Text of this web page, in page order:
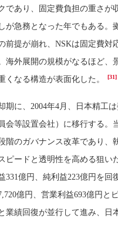
であり、固定費負担の重さが
が急務となった年でもある。
前提が崩れ、NSKは固定費対
海外展開の規模がなるほど、
くなる構造が表面化した。
[31]
期に、2004年4月、日本精工
会等設置会社）に移行する。
階のガバナンス改革であり、
ピードと透明性を高める狙い
331億円、純利益223億円を回
億円、営業利益693億円と
業績回復が並行して進み、日